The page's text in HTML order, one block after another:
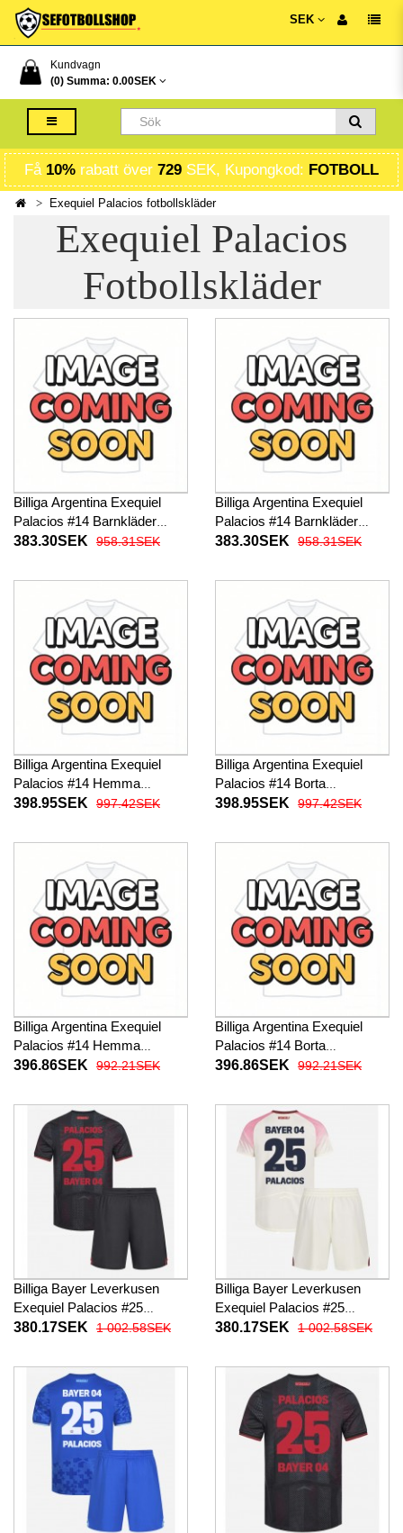
SEK
Kundvagn
(0) Summa: 0.00SEK
Få 10% rabatt över 729 SEK, Kupongkod: FOTBOLL
Exequiel Palacios fotbollskläder
Exequiel Palacios
Fotbollskläder
Billiga Argentina Exequiel
Palacios #14 Barnkläder
Hemma fotbollskläder till
Korta byxor)
383.30SEK 958.31SEK
Billiga Argentina Exequiel
Palacios #14 Barnkläder
Borta fotbollskläder till baby
byxor)
383.30SEK 958.31SEK
Billiga Argentina Exequiel
Palacios #14 Hemma
fotbollskläder VM 2026
398.95SEK 997.42SEK
Billiga Argentina Exequiel
Palacios #14 Borta
fotbollskläder VM 2026
398.95SEK 997.42SEK
Billiga Argentina Exequiel
Palacios #14 Hemma
fotbollskläder Dam VM 2026
396.86SEK 992.21SEK
Billiga Argentina Exequiel
Palacios #14 Borta
fotbollskläder Dam VM 2026
396.86SEK 992.21SEK
Billiga Bayer Leverkusen
Exequiel Palacios #25
Barnkläder Hemma
26 Kortärmad (+ Korta byxor)
380.17SEK 1 002.58SEK
Billiga Bayer Leverkusen
Exequiel Palacios #25
Barnkläder Borta
26 Kortärmad (+ Korta byxor)
380.17SEK 1 002.58SEK